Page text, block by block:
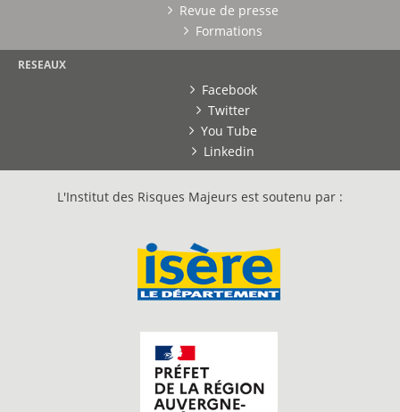
Revue de presse
Formations
RESEAUX
Facebook
Twitter
You Tube
Linkedin
L'Institut des Risques Majeurs est soutenu par :